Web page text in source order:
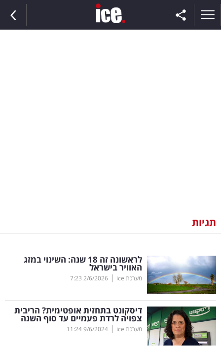
וצרכנות
דיגיטל
וטק
שיווק
ופרסום
משפט
תגיות
לראשונה זה 18 שנה: השינוי במזג
האוויר בישראל
מערכת ice |
2/6/2026
7:23
דיסקונט בתחזית אופטימית? הריבית
צפויה לרדת פעמיים עד סוף השנה
מערכת ice |
9/6/2024
11:24